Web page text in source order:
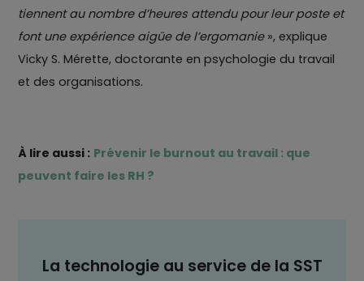
tiennent au nombre d’heures attendu pour leur poste et
font une expérience aigüe de l’ergomanie», explique
Vicky S. Mérette, doctorante en psychologie du travail
et des organisations.
À lire aussi : Prévenir le burnout au travail : que
peuvent faire les RH ?
La technologie au service de la SST